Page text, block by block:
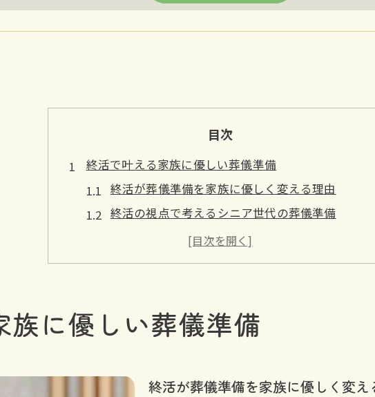
目次
終活で叶える家族に優しい葬儀準備
終活が葬儀準備を家族に優しく変える理由
終活の視点で考えるシニア世代の葬儀準備
終活を活用した自分らしい葬儀プランの作り方
終活を通じて家族葬や簡素化葬の選択肢を広げる
終活図書館を活用した家族向け情報収集法
葬儀費用の不安を終活で解消する方法
家族が納得できる終活での費用計画の立て方
族に優しい葬儀準備
終活が葬儀準備を家族に優しく変え